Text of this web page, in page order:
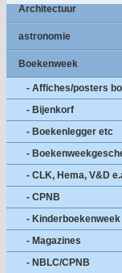
Architectuur
astronomie
Boekenweek
- Affiches/posters
- Bijenkorf
- Boekenlegger etc
-
- CLK, Hema, V&D
- CPNB
- Kinderboekenweek
- Magazines
- NBLC/CPNB